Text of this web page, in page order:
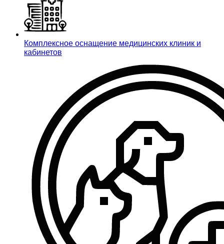
Комплексное оснащение медицинских клиник и
кабинетов